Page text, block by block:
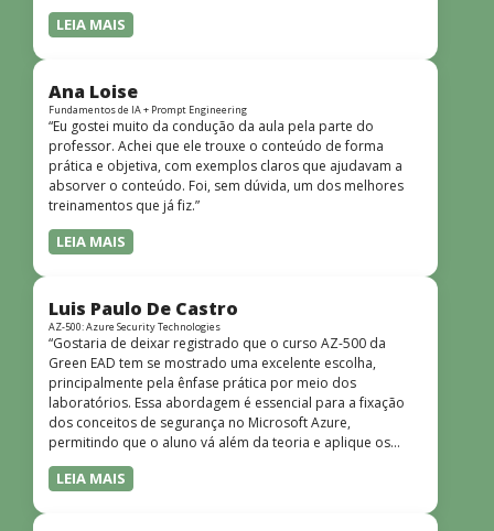
LEIA MAIS
Ana Loise
Fundamentos de IA + Prompt Engineering
“Eu gostei muito da condução da aula pela parte do
professor. Achei que ele trouxe o conteúdo de forma
prática e objetiva, com exemplos claros que ajudavam a
absorver o conteúdo. Foi, sem dúvida, um dos melhores
treinamentos que já fiz.”
LEIA MAIS
Luis Paulo De Castro
AZ-500: Azure Security Technologies
“Gostaria de deixar registrado que o curso AZ-500 da
Green EAD tem se mostrado uma excelente escolha,
principalmente pela ênfase prática por meio dos
laboratórios. Essa abordagem é essencial para a fixação
dos conceitos de segurança no Microsoft Azure,
permitindo que o aluno vá além da teoria e aplique os
conhecimentos em cenários reais e simulados. Outro
ponto muito positivo é a didática do curso. O conteúdo é
LEIA MAIS